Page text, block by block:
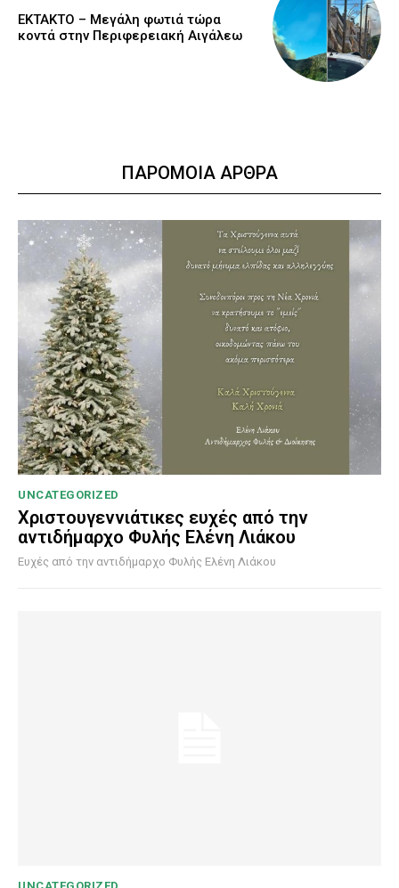
ΕΚΤΑΚΤΟ – Μεγάλη φωτιά τώρα
κοντά στην Περιφερειακή Αιγάλεω
ΠΑΡΟΜΟΙΑ ΑΡΘΡΑ
UNCATEGORIZED
Χριστουγεννιάτικες ευχές από την
αντιδήμαρχο Φυλής Ελένη Λιάκου